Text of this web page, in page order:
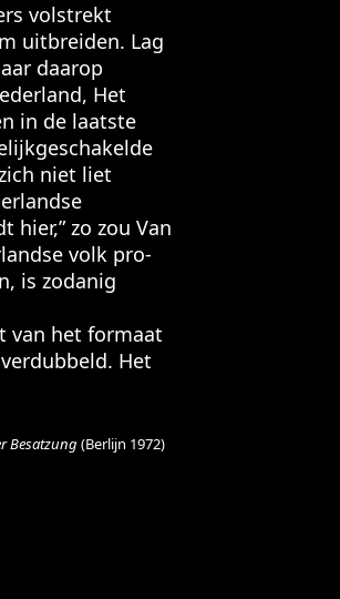
volstrekt
uitbreiden. Lag
daarop
Het
in de laatste
niet liet
zo zou Van
volk pro-
is zodanig
van het formaat
Het
Besatzung (Berlijn 1972)